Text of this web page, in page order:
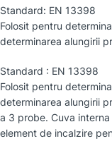
Standard: EN 13398
Folosit pentru
determinarea alungirii
Standard : EN 13398
Folosit pentru
determinarea alungirii
a 3 probe. Cuva
element de incalzire